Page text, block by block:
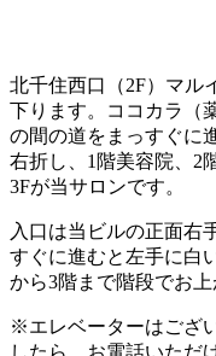
北千住西口（2F）マル
下ります。ココカラ（
の間の道をまっすぐに
右折し、1階美容院、2
3Fが当サロンです。
入口は当ビルの正面右
すぐに進むと左手に白
から3階まで階段でお上
※エレベーターはござ